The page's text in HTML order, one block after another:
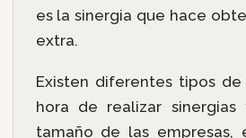
es la sinergia que hace
extra.
Existen diferentes tipos
hora de realizar
tamaño de las empresas,